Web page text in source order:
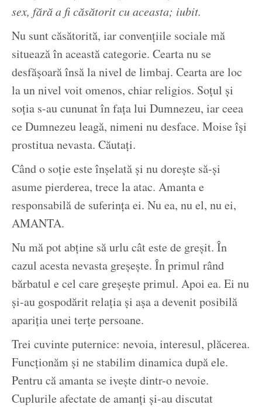
sex, fără a fi căsătorit cu aceasta; iubit.
Nu sunt căsătorită, iar convențiile sociale mă
situează în această categorie. Cearta nu se
desfășoară însă la nivel de limbaj. Cearta are loc
la un nivel voit omenos, chiar religios. Soțul și
soția s-au cununat în fața lui Dumnezeu, iar ceea
ce Dumnezeu leagă, nimeni nu desface. Moise își
prostitua nevasta. Căutați.
Când o soție este înșelată și nu dorește să-și
asume pierderea, trece la atac. Amanta e
responsabilă de suferința ei. Nu ea, nu el, nu ei,
AMANTA.
Nu mă pot abține să urlu cât este de greșit. În
cazul acesta nevasta greșește. În primul rând
bărbatul e cel care greșește primul. Apoi ea. Ei nu
și-au gospodărit relația și așa a devenit posibilă
apariția unei terțe persoane.
Trei cuvinte puternice: nevoia, interesul, plăcerea.
Funcționăm și ne stabilim dinamica după ele.
Pentru că amanta se ivește dintr-o nevoie.
Cuplurile afectate de amanți și-au discutat